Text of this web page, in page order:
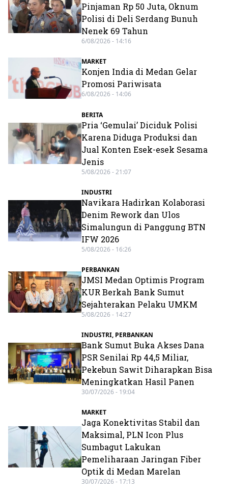
Pinjaman Rp 50 Juta, Oknum
Polisi di Deli Serdang Bunuh
Nenek 69 Tahun
6/08/2026 - 14:16
MARKET
Konjen India di Medan Gelar
Promosi Pariwisata
6/08/2026 - 14:06
BERITA
Pria ‘Gemulai’ Diciduk Polisi
Karena Diduga Produksi dan
Jual Konten Esek-esek Sesama
Jenis
5/08/2026 - 21:07
INDUSTRI
Navikara Hadirkan Kolaborasi
Denim Rework dan Ulos
Simalungun di Panggung BTN
IFW 2026
5/08/2026 - 16:26
PERBANKAN
JMSI Medan Optimis Program
KUR Berkah Bank Sumut
Sejahterakan Pelaku UMKM
5/08/2026 - 14:27
INDUSTRI, PERBANKAN
Bank Sumut Buka Akses Dana
PSR Senilai Rp 44,5 Miliar,
Pekebun Sawit Diharapkan Bisa
Meningkatkan Hasil Panen
30/07/2026 - 19:04
MARKET
Jaga Konektivitas Stabil dan
Maksimal, PLN Icon Plus
Sumbagut Lakukan
Pemeliharaan Jaringan Fiber
Optik di Medan Marelan
30/07/2026 - 17:13